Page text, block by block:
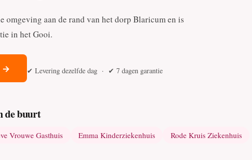
aan de rand van het dorp Blaricum en is
in het Gooi.
→ ✔ Levering dezelfde dag · ✔ 7 dagen garantie
de buurt
Vrouwe Gasthuis Emma Kinderziekenhuis
Rode Kruis Ziekenhuis